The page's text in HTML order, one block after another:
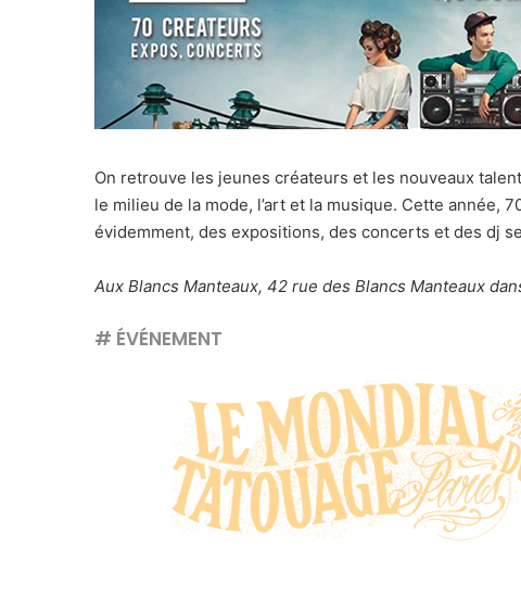
On retrouve les jeunes créateurs et les nouveaux
le milieu de la mode, l’art et la musique. Cette année,
évidemment, des expositions, des concerts et des dj
Aux Blancs Manteaux, 42 rue des Blancs Manteaux
# ÉVÉNEMENT